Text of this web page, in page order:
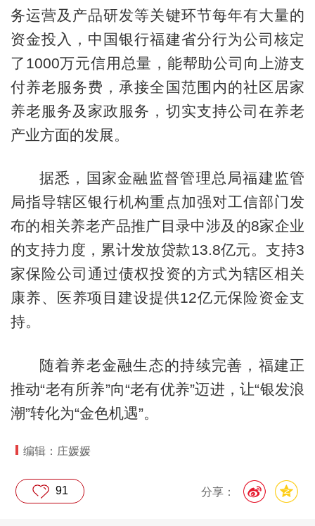
务运营及产品研发等关键环节每年有大量的
资金投入，中国银行福建省分行为公司核定
了1000万元信用总量，能帮助公司向上游支
付养老服务费，承接全国范围内的社区居家
养老服务及家政服务，切实支持公司在养老
产业方面的发展。
据悉，国家金融监督管理总局福建监管
局指导辖区银行机构重点加强对工信部门发
布的相关养老产品推广目录中涉及的8家企业
的支持力度，累计发放贷款13.8亿元。支持3
家保险公司通过债权投资的方式为辖区相关
康养、医养项目建设提供12亿元保险资金支
持。
随着养老金融生态的持续完善，福建正
推动“老有所养”向“老有优养”迈进，让“银发浪
潮”转化为“金色机遇”。
编辑：庄媛媛
分享：
91